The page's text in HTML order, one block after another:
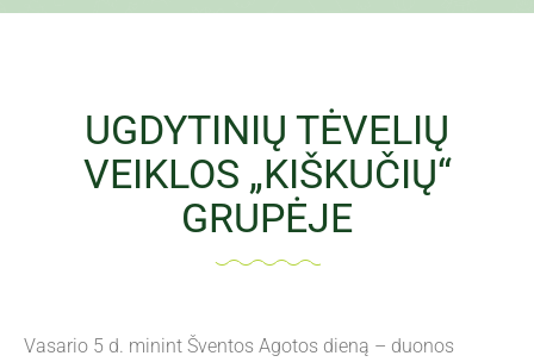
UGDYTINIŲ TĖVELIŲ
VEIKLOS „KIŠKUČIŲ“
GRUPĖJE
Vasario 5 d. minint Šventos Agotos dieną – duonos